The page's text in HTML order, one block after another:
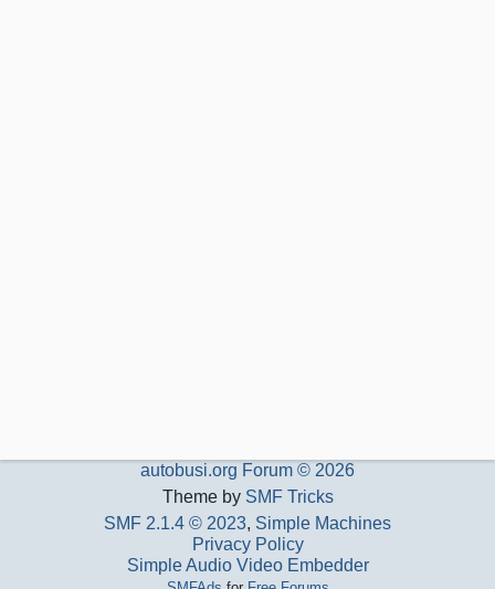
autobusi.org Forum © 2026
Theme by SMF Tricks
SMF 2.1.4 © 2023, Simple Machines
Privacy Policy
Simple Audio Video Embedder